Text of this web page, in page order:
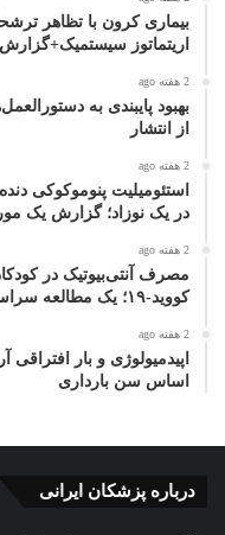
بیماری کرون با تظاهر
اریتماتوز
2 هفته ago
بهبود پایبندی به
از انتشار
2 هفته ago
استئومیلیت پنوموکوکی
در یک نوزاد؛ گزارش یک
2 هفته ago
مصرف آنتی‌بیوتیک در
کووید-۱۹؛ یک مطالعه سراسری
2 هفته ago
اپیدمیولوژی و بار
اساس سن بارداری
درباره پزشکان ایرانی